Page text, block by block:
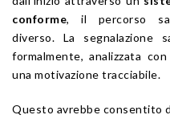
conforme, il percorso
diverso. La segnalazione
formalmente, analizzata
una motivazione tracciabile.
Questo avrebbe consentito